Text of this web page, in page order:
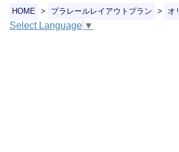
HOME > プラレールレイアウトプラン > オ
Select Language ▼